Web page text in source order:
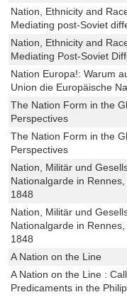
Nation, Ethnicity and
Mediating post-Soviet
Nation, Ethnicity and
Mediating Post-Soviet
Nation Europa!: Warum
Union die Europäische
The Nation Form in the
Perspectives
The Nation Form in the
Perspectives
Nation, Militär und
Nationalgarde in
1848
Nation, Militär und
Nationalgarde in
1848
A Nation on the Line
A Nation on the Line :
Predicaments in the